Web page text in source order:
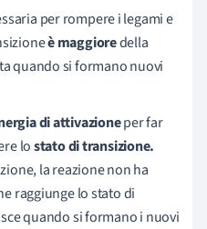
per rompere i legami e
è maggioredella
quando si formano nuovi
di attivazioneper far
lostato di transizione.
la reazione non ha
raggiunge lo stato di
quando si formano i nuovi